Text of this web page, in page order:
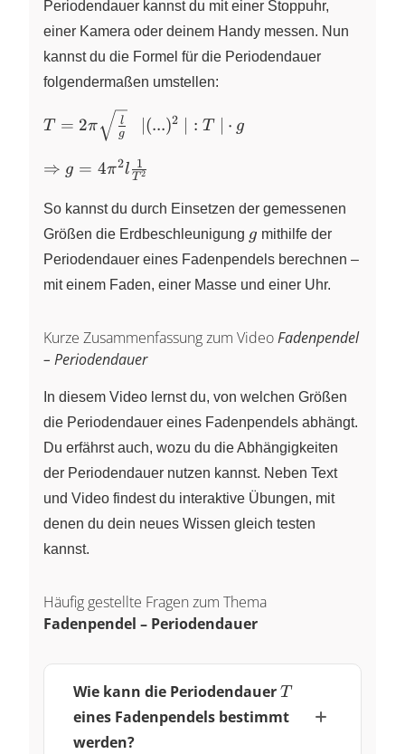
Periodendauer kannst du mit einer Stoppuhr,
einer Kamera oder deinem Handy messen. Nun
kannst du die Formel für die Periodendauer
folgendermaßen umstellen:
T =
\sqrt{
\frac{ l
}{ g } }
~ ~ ~ |
(...)^{2}
~ |:T ~
|\cdot g
T = 2π g
l (...)2 : T ⋅ g
\Rightarrow
\pi^{2} l
\frac{1}
{T^{2}}
⇒ g = 4π2l T2
1
So kannst du durch Einsetzen der gemessenen
Größen die Erdbeschleunigung g
g mithilfe der
Periodendauer eines Fadenpendels berechnen –
mit einem Faden, einer Masse und einer Uhr.
Kurze Zusammenfassung zum VideoFadenpendel
– Periodendauer
In diesem Video lernst du, von welchen Größen
die Periodendauer eines Fadenpendels abhängt.
Du erfährst auch, wozu du die Abhängigkeiten
der Periodendauer nutzen kannst. Neben Text
und Video findest du interaktive Übungen, mit
denen du dein neues Wissen gleich testen
kannst.
Häufig gestellte Fragen zum Thema
Fadenpendel – Periodendauer
Wie kann die PeriodendauerT
T
eines Fadenpendels bestimmt
werden?